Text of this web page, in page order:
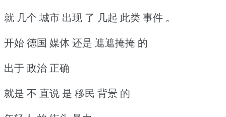
就 几个 城市 出现 了 几起 此类 事件 。
开始 德国 媒体 还是 遮遮掩掩 的
出于 政治 正确
就是 不 直说 是 移民 背景 的